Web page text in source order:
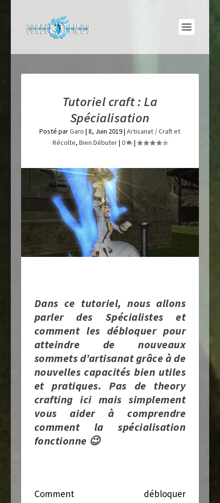
Tutoriel craft : La
Spécialisation
Posté parGaro |8, Juin 2019|Artisanat / Craft et
Récolte, Bien Débuter| 0 |
Dans ce tutoriel, nous allons
parler des Spécialistes et
comment les débloquer pour
atteindre de nouveaux
sommets d’artisanat grâce à de
nouvelles capacités bien utiles
et pratiques. Pas de theory
crafting ici mais simplement
vous aider à comprendre
comment la spécialisation
fonctionne 😉
Comment débloquer